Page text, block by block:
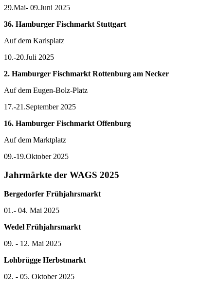
29.Mai- 09.Juni 2025
36. Hamburger Fischmarkt Stuttgart
Auf dem Karlsplatz
10.-20.Juli 2025
2. Hamburger Fischmarkt Rottenburg am Necker
Auf dem Eugen-Bolz-Platz
17.-21.September 2025
16. Hamburger Fischmarkt Offenburg
Auf dem Marktplatz
09.-19.Oktober 2025
Jahrmärkte der WAGS 2025
Bergedorfer Frühjahrsmarkt
01.- 04. Mai 2025
Wedel Frühjahrsmarkt
09. - 12. Mai 2025
Lohbrügge Herbstmarkt
02. - 05. Oktober 2025